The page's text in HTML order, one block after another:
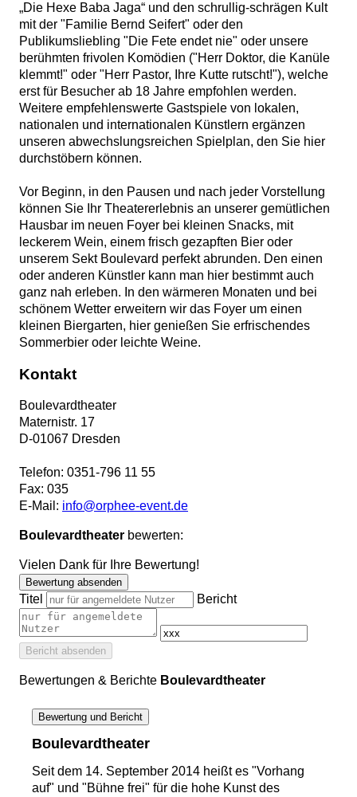
„Die Hexe Baba Jaga“ und den schrullig-schrägen Kult
mit der "Familie Bernd Seifert" oder den
Publikumsliebling "Die Fete endet nie" oder unsere
berühmten frivolen Komödien ("Herr Doktor, die Kanüle
klemmt!" oder "Herr Pastor, Ihre Kutte rutscht!"), welche
erst für Besucher ab 18 Jahre empfohlen werden.
Weitere empfehlenswerte Gastspiele von lokalen,
nationalen und internationalen Künstlern ergänzen
unseren abwechslungsreichen Spielplan, den Sie hier
durchstöbern können.
Vor Beginn, in den Pausen und nach jeder Vorstellung
können Sie Ihr Theatererlebnis an unserer gemütlichen
Hausbar im neuen Foyer bei kleinen Snacks, mit
leckerem Wein, einem frisch gezapften Bier oder
unserem Sekt Boulevard perfekt abrunden. Den einen
oder anderen Künstler kann man hier bestimmt auch
ganz nah erleben. In den wärmeren Monaten und bei
schönem Wetter erweitern wir das Foyer um einen
kleinen Biergarten, hier genießen Sie erfrischendes
Sommerbier oder leichte Weine.
Kontakt
Boulevardtheater
Maternistr. 17
D-01067 Dresden
Telefon: 0351-796 11 55
Fax: 035
E-Mail: info@orphee-event.de
Boulevardtheater bewerten:
Vielen Dank für Ihre Bewertung!
Bewertung absenden
Titel Bericht
Bericht absenden
Bewertungen & Berichte Boulevardtheater
Bewertung und Bericht
Boulevardtheater
Seit dem 14. September 2014 heißt es "Vorhang
auf" und "Bühne frei" für die hohe Kunst des